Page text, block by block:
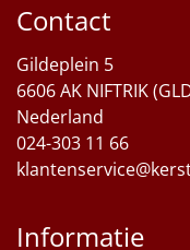
Contact
Gildeplein 5
6606 AK NIFTRIK
Nederland
024-303 11 66
Informatie